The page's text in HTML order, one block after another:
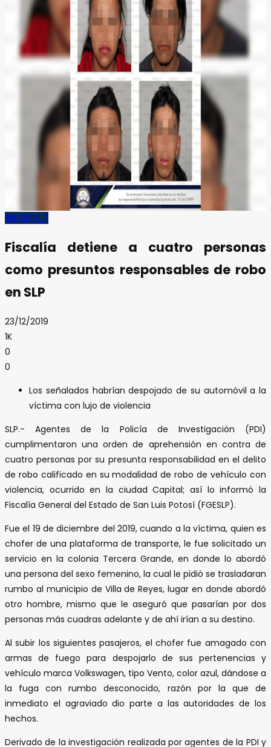
REPORTE 7
Fiscalía detiene a cuatro personas
como presuntos responsables de robo
en SLP
23/12/2019
1K
0
0
Los señalados habrían despojado de su automóvil a la
víctima con lujo de violencia
SLP.- Agentes de la Policía de Investigación (PDI)
cumplimentaron una orden de aprehensión en contra de
cuatro personas por su presunta responsabilidad en el delito
de robo calificado en su modalidad de robo de vehículo con
violencia, ocurrido en la ciudad Capital; así lo informó la
Fiscalía General del Estado de San Luis Potosí (FGESLP).
Fue el 19 de diciembre del 2019, cuando a la víctima, quien es
chofer de una plataforma de transporte, le fue solicitado un
servicio en la colonia Tercera Grande, en donde lo abordó
una persona del sexo femenino, la cual le pidió se trasladaran
rumbo al municipio de Villa de Reyes, lugar en donde abordó
otro hombre, mismo que le aseguró que pasarían por dos
personas más cuadras adelante y de ahí irían a su destino.
Al subir los siguientes pasajeros, el chofer fue amagado con
armas de fuego para despojarlo de sus pertenencias y
vehículo marca Volkswagen, tipo Vento, color azul, dándose a
la fuga con rumbo desconocido, razón por la que de
inmediato el agraviado dio parte a las autoridades de los
hechos.
Derivado de la investigación realizada por agentes de la PDI y